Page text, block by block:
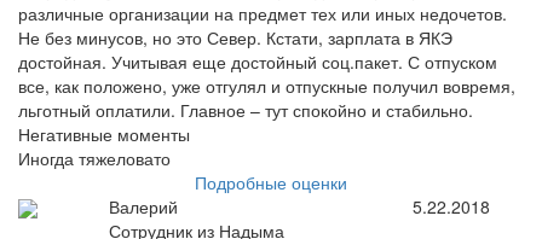
различные организации на предмет тех или иных недочетов.
Не без минусов, но это Север. Кстати, зарплата в ЯКЭ
достойная. Учитывая еще достойный соц.пакет. С отпуском
все, как положено, уже отгулял и отпускные получил вовремя,
льготный оплатили. Главное – тут спокойно и стабильно.
Негативные моменты
Иногда тяжеловато
Подробные оценки
Валерий
Сотрудник из Надыма
5.22.2018